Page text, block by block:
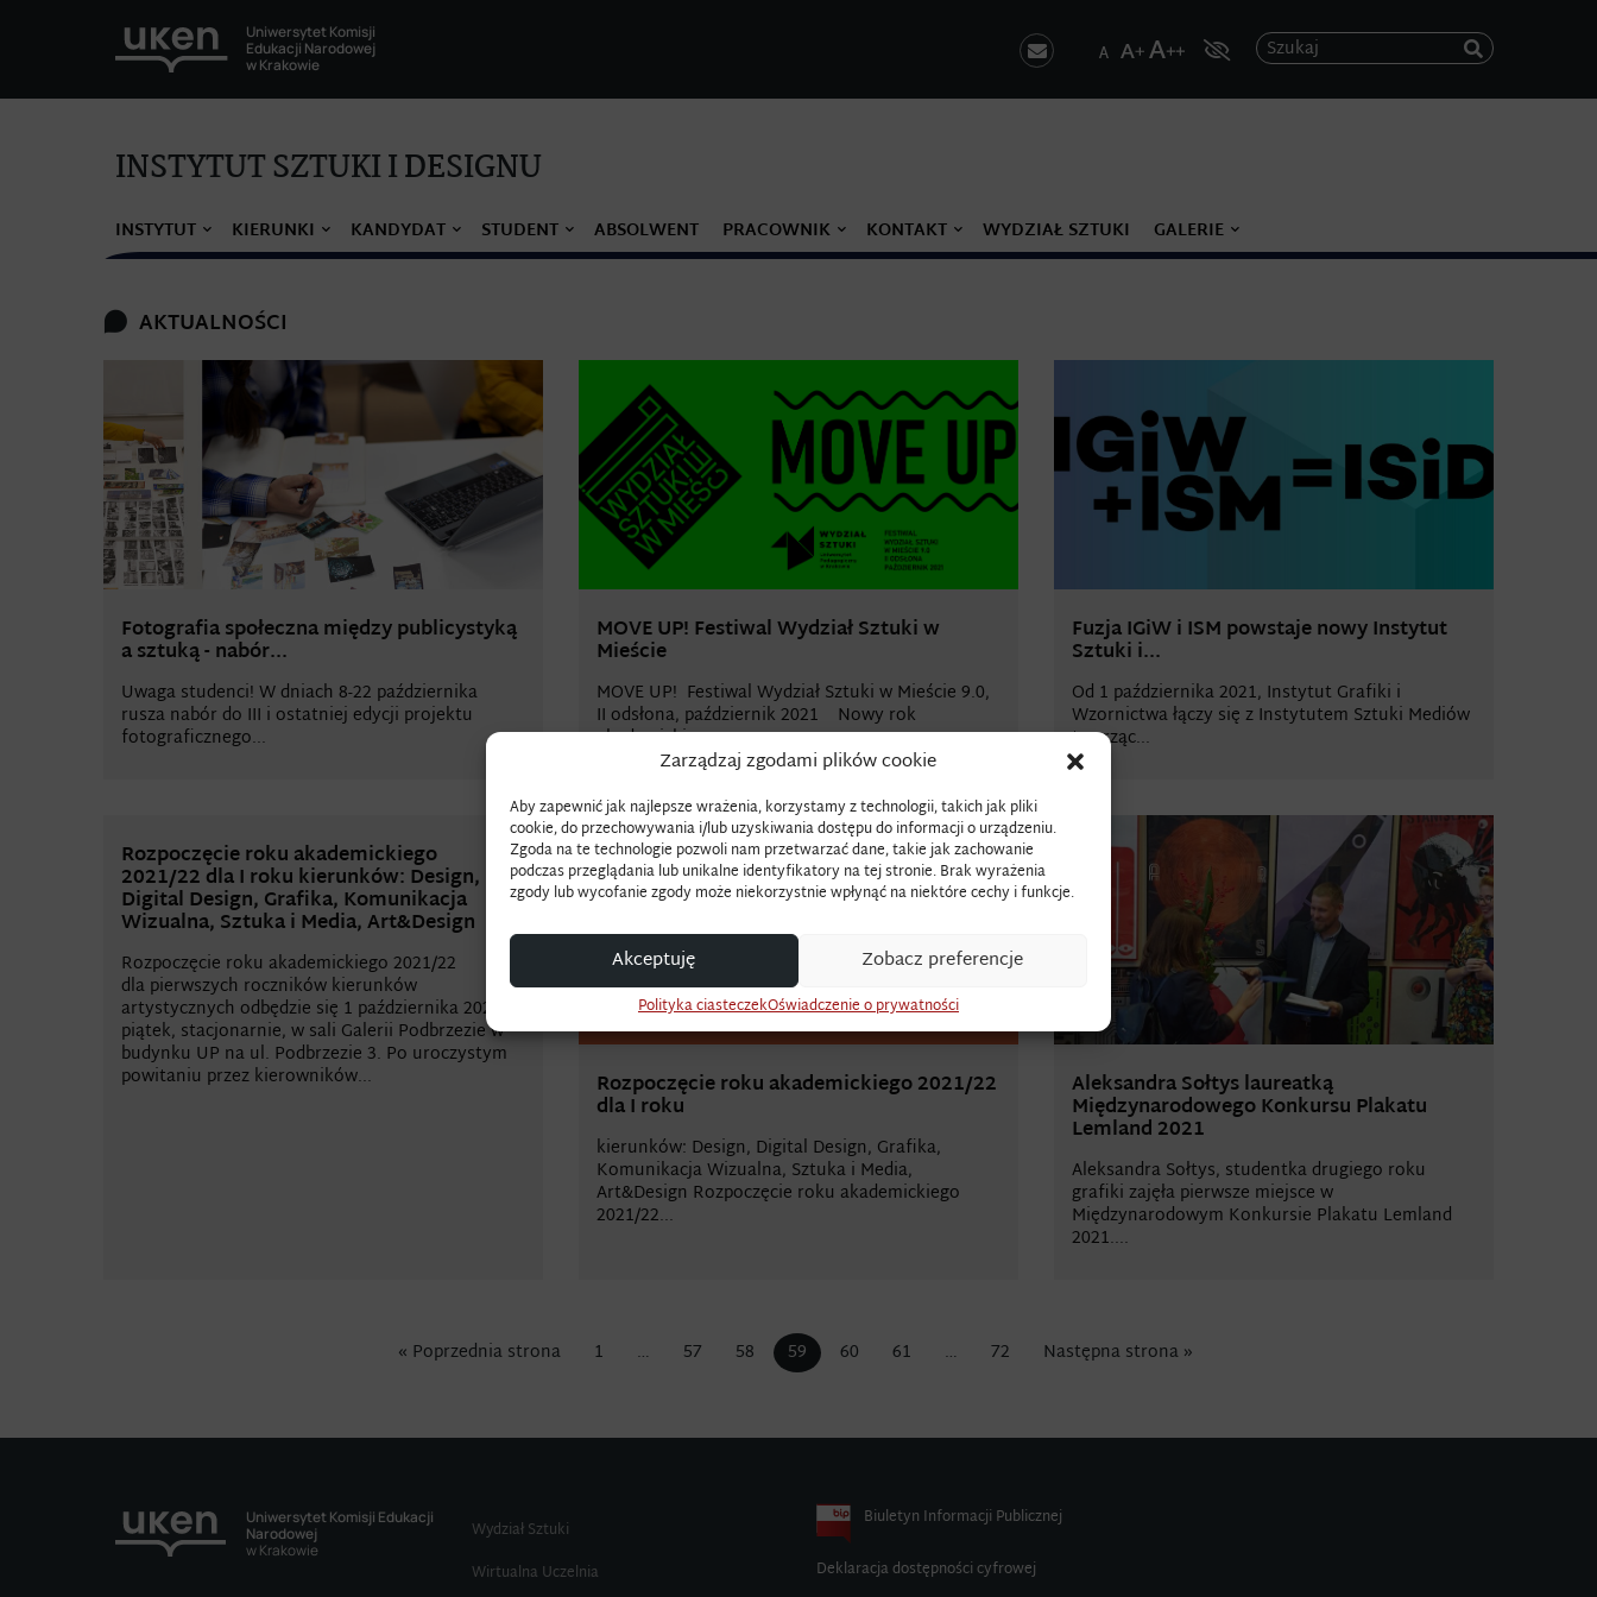
Zarządzaj zgodami plików cookie
Aby zapewnić jak najlepsze wrażenia, korzystamy z technologii, takich jak pliki
cookie, do przechowywania i/lub uzyskiwania dostępu do informacji o urządzeniu.
Zgoda na te technologie pozwoli nam przetwarzać dane, takie jak zachowanie
podczas przeglądania lub unikalne identyfikatory na tej stronie. Brak wyrażenia
zgody lub wycofanie zgody może niekorzystnie wpłynąć na niektóre cechy i funkcje.
Akceptuję Zobacz preferencje
Polityka ciasteczekOświadczenie o prywatności
Uniwersytet Komisji
Edukacji Narodowej
w Krakowie
Szukaj
INSTYTUT SZTUKI I DESIGNU
INSTYTUT KIERUNKI KANDYDAT STUDENT ABSOLWENT PRACOWNIK KONTAKT WYDZIAŁ SZTUKI GALERIE
AKTUALNOŚCI
Fotografia społeczna między publicystyką
a sztuką - nabór...
Uwaga studenci! W dniach 8-22 października
rusza nabór do III i ostatniej edycji projektu
fotograficznego...
MOVE UP! Festiwal Wydział Sztuki w
Mieście
MOVE UP! Festiwal Wydział Sztuki w Mieście 9.0,
II odsłona, październik 2021 Nowy rok
akademicki...
Fuzja IGiW i ISM powstaje nowy Instytut
Sztuki i...
Od 1 października 2021, Instytut Grafiki i
Wzornictwa łączy się z Instytutem Sztuki Mediów
tworząc...
Rozpoczęcie roku akademickiego
2021/22 dla I roku kierunków: Design,
Digital Design, Grafika, Komunikacja
Wizualna, Sztuka i Media, Art&Design
Rozpoczęcie roku akademickiego 2021/22
dla pierwszych roczników kierunków
artystycznych odbędzie się 1 października 2021, w
piątek, stacjonarnie, w sali Galerii Podbrzezie w
budynku UP na ul. Podbrzezie 3. Po uroczystym
powitaniu przez kierowników... Rozpoczęcie roku akademickiego 2021/22
dla I roku
kierunków: Design, Digital Design, Grafika,
Komunikacja Wizualna, Sztuka i Media,
Art&Design Rozpoczęcie roku akademickiego
2021/22...
Aleksandra Sołtys laureatką
Międzynarodowego Konkursu Plakatu
Lemland 2021
Aleksandra Sołtys, studentka drugiego roku
grafiki zajęła pierwsze miejsce w
Międzynarodowym Konkursie Plakatu Lemland
2021....
« Poprzednia strona 1 … 57 58 59 60 61 … 72 Następna strona »
Uniwersytet Komisji Edukacji
Narodowej
w Krakowie
Wydział Sztuki
Wirtualna Uczelnia
Biuletyn Informacji Publicznej
Deklaracja dostępności cyfrowej